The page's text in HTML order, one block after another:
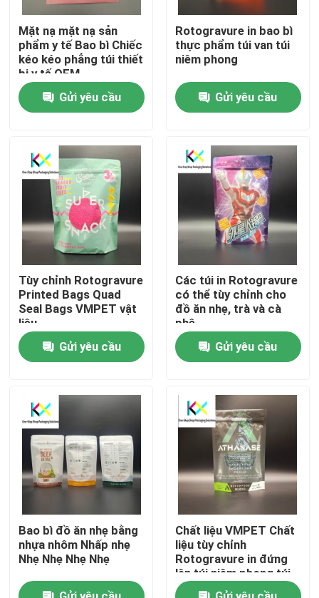
Nhà
Sản phẩm
Video
Về chúng tôi
Tham quan nhà máy
Kiểm soát chất lượng
Liên hệ với chúng tôi
Túi túi nhựa
Các túi đóng gói có thể phân hủy
Mặt nạ mặt nạ sản
phẩm y tế Bao bì Chiếc
kéo kéo phẳng túi thiết
bị y tế OEM
Gửi yêu cầu
Rotogravure in bao bì
thực phẩm túi van túi
niêm phong
Gửi yêu cầu
Tùy chỉnh Rotogravure
Printed Bags Quad
Seal Bags VMPET vật
liệu
Gửi yêu cầu
Các túi in Rotogravure
có thể tùy chỉnh cho
đồ ăn nhẹ, trà và cà
phê
Gửi yêu cầu
Bao bì đồ ăn nhẹ bằng
nhựa nhôm Nhấp nhẹ
Nhẹ Nhẹ Nhẹ Nhẹ
Chất liệu VMPET Chất
liệu tùy chỉnh
Rotogravure in đứng
lên túi niêm phong túi
tùy chỉnh cho thực